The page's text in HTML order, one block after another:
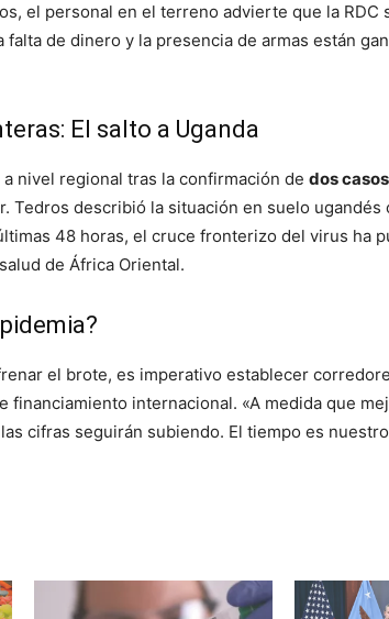
el personal en el terreno advierte que la RDC
de dinero y la presencia de armas están
El salto a Uganda
nivel regional tras la confirmación de dos
Tedros describió la situación en suelo ugandés
48 horas, el cruce fronterizo del virus ha
de África Oriental.
el brote, es imperativo establecer
financiamiento internacional. «A medida que
cifras seguirán subiendo. El tiempo es